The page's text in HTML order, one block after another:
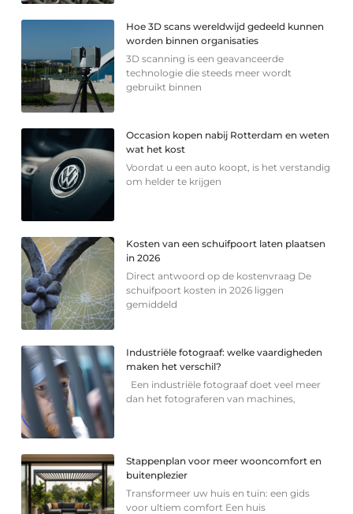
Hoe 3D scans wereldwijd gedeeld kunnen
worden binnen organisaties
3D scanning is een geavanceerde
technologie die steeds meer wordt
gebruikt binnen
Occasion kopen nabij Rotterdam en weten
wat het kost
Voordat u een auto koopt, is het verstandig
om helder te krijgen
Kosten van een schuifpoort laten plaatsen
in 2026
Direct antwoord op de kostenvraag De
schuifpoort kosten in 2026 liggen
gemiddeld
Industriële fotograaf: welke vaardigheden
maken het verschil?
Een industriële fotograaf doet veel meer
dan het fotograferen van machines,
Stappenplan voor meer wooncomfort en
buitenplezier
Transformeer uw huis en tuin: een gids
voor ultiem comfort Een huis